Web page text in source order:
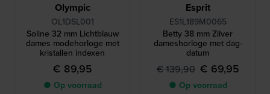
Olympic
OL1DSL001
Soline 32 mm Lichtblauw
dames modehorloge met
kristallen indexen
€ 89,95
● Op voorraad
Esprit
ES1L189M0065
Betty 38 mm Zilver
dameshorloge met dag-
datum
€ 139,90 € 69,95
● Op voorraad